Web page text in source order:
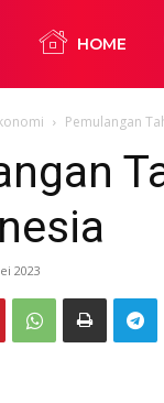
HOME
Pemulangan
2023